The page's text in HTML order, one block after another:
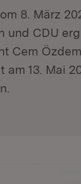
8. März
und CDU
Cem
am 13. Mai